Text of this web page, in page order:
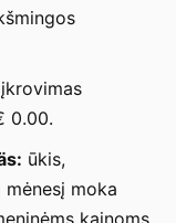
0.00.
ūkis,
moka
kainoms